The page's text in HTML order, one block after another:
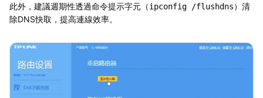
此外，建議週期性透過命令提示字元（ipconfig /flushdns）清
除DNS快取，提高連線效率。